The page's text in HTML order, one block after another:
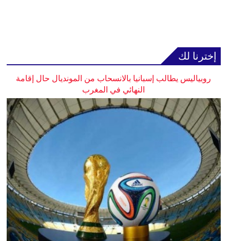
إخترنا لك
روبياليس يطالب إسبانيا بالانسحاب من المونديال حال إقامة
النهائي في المغرب